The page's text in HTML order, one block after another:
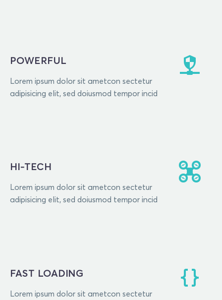
POWERFUL
Lorem ipsum dolor sit ametcon sectetur
adipisicing elit, sed doiusmod tempor incid
HI-TECH
Lorem ipsum dolor sit ametcon sectetur
adipisicing elit, sed doiusmod tempor incid
FAST LOADING
Lorem ipsum dolor sit ametcon sectetur